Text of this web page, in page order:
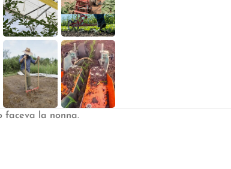
faceva la nonna.